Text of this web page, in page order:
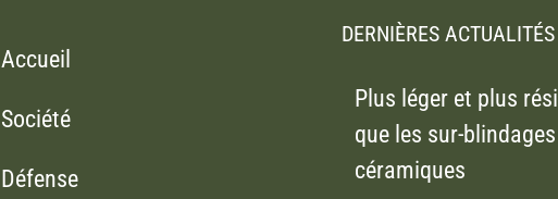
Accueil
Société
Défense
DERNIÈRES ACTUALITÉS
Plus léger et plus
que les sur-blindages
céramiques